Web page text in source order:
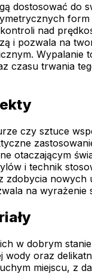
dostosować do
nad
i pozwala na
Wypalanie
trwania
czy sztuce
i technik
na wyrażenie
w dobrym
wody oraz
miejscu, z